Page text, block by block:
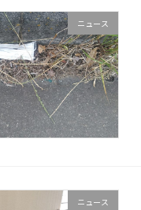
ニュース
ニュース